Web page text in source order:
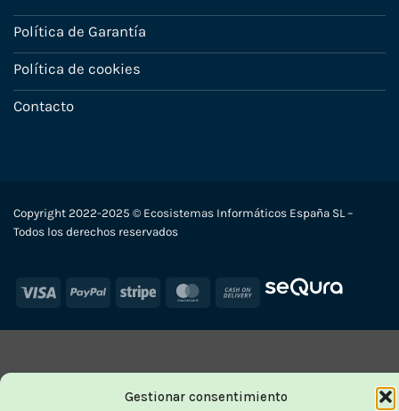
Gestionar consentimiento
Política de Garantía
Política de cookies
Contacto
Copyright 2022-2025 © Ecosistemas Informáticos España SL –
Todos los derechos reservados
Visa PayPal Stripe MasterCard
Cash